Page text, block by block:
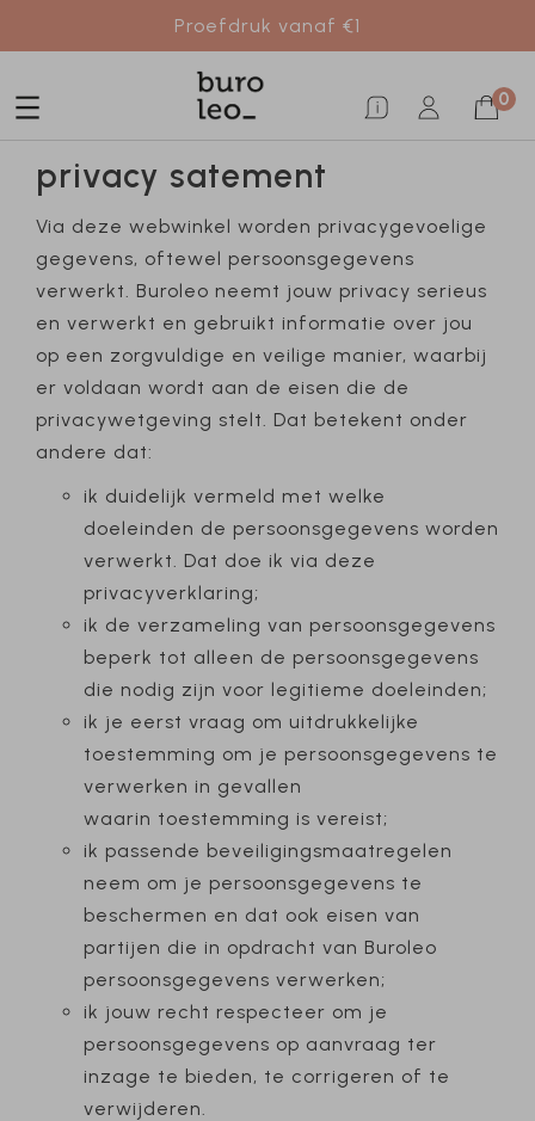
Proefdruk vanaf €1
0
privacy satement
Via deze webwinkel worden privacygevoelige
gegevens, oftewel persoonsgegevens
verwerkt. Buroleo neemt jouw privacy serieus
en verwerkt en gebruikt informatie over jou
op een zorgvuldige en veilige manier, waarbij
er voldaan wordt aan de eisen die de
privacywetgeving stelt. Dat betekent onder
andere dat:
ik duidelijk vermeld met welke
doeleinden de persoonsgegevens worden
verwerkt. Dat doe ik via deze
privacyverklaring;
ik de verzameling van persoonsgegevens
beperk tot alleen de persoonsgegevens
die nodig zijn voor legitieme doeleinden;
ik je eerst vraag om uitdrukkelijke
toestemming om je persoonsgegevens te
verwerken in gevallen
waarin toestemming is vereist;
ik passende beveiligingsmaatregelen
neem om je persoonsgegevens te
beschermen en dat ook eisen van
partijen die in opdracht van Buroleo
persoonsgegevens verwerken;
ik jouw recht respecteer om je
persoonsgegevens op aanvraag ter
inzage te bieden, te corrigeren of te
verwijderen.